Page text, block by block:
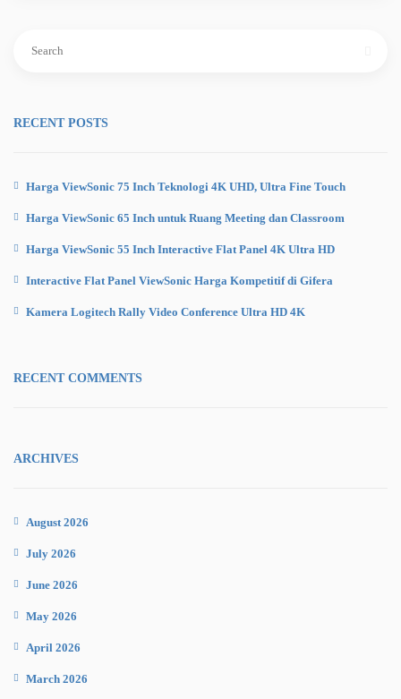
RECENT POSTS
Harga ViewSonic 75 Inch Teknologi 4K UHD, Ultra Fine Touch
Harga ViewSonic 65 Inch untuk Ruang Meeting dan Classroom
Harga ViewSonic 55 Inch Interactive Flat Panel 4K Ultra HD
Interactive Flat Panel ViewSonic Harga Kompetitif di Gifera
Kamera Logitech Rally Video Conference Ultra HD 4K
RECENT COMMENTS
ARCHIVES
August 2026
July 2026
June 2026
May 2026
April 2026
March 2026